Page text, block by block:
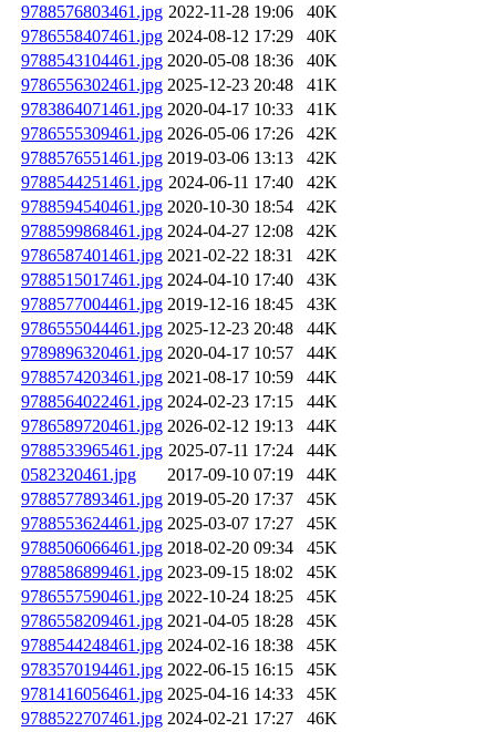
9788576803461.jpg 2022-11-28 19:06
40K
9786558407461.jpg 2024-08-12 17:29
40K
9788543104461.jpg 2020-05-08 18:36
40K
9786556302461.jpg 2025-12-23 20:48
41K
9783864071461.jpg 2020-04-17 10:33
41K
9786555309461.jpg 2026-05-06 17:26
42K
9788576551461.jpg 2019-03-06 13:13
42K
9788544251461.jpg 2024-06-11 17:40
42K
9788594540461.jpg 2020-10-30 18:54
42K
9788599868461.jpg 2024-04-27 12:08
42K
9786587401461.jpg 2021-02-22 18:31
42K
9788515017461.jpg 2024-04-10 17:40
43K
9788577004461.jpg 2019-12-16 18:45
43K
9786555044461.jpg 2025-12-23 20:48
44K
9789896320461.jpg 2020-04-17 10:57
44K
9788574203461.jpg 2021-08-17 10:59
44K
9788564022461.jpg 2024-02-23 17:15
44K
9786589720461.jpg 2026-02-12 19:13
44K
9788533965461.jpg 2025-07-11 17:24
44K
0582320461.jpg
2017-09-10 07:19
44K
9788577893461.jpg 2019-05-20 17:37
45K
9788553624461.jpg 2025-03-07 17:27
45K
9788506066461.jpg 2018-02-20 09:34
45K
9788586899461.jpg 2023-09-15 18:02
45K
9786557590461.jpg 2022-10-24 18:25
45K
9786558209461.jpg 2021-04-05 18:28
45K
9788544248461.jpg 2024-02-16 18:38
45K
9783570194461.jpg 2022-06-15 16:15
45K
9781416056461.jpg 2025-04-16 14:33
45K
9788522707461.jpg 2024-02-21 17:27
46K